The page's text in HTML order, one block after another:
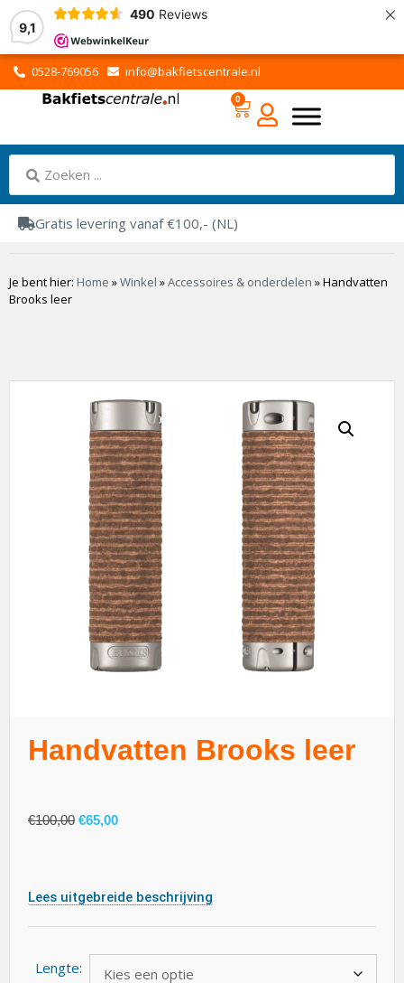
9,1
490 Reviews ×
0528-769056 info@bakfietscentrale.nl
0
Gratis levering vanaf €100,- (NL)
Je bent hier: Home »Winkel »Accessoires & onderdelen »Handvatten
Brooks leer
Handvatten Brooks leer
€100,00 €65,00
Lees uitgebreide beschrijving
Lengte: